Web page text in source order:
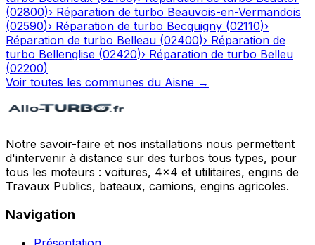
(02800)› Réparation de turbo Beauvois-en-Vermandois
(02590)› Réparation de turbo Becquigny (02110)›
Réparation de turbo Belleau (02400)› Réparation de
turbo Bellenglise (02420)› Réparation de turbo Belleu
(02200)
Voir toutes les communes du Aisne →
Notre savoir-faire et nos installations nous permettent
d'intervenir à distance sur des turbos tous types, pour
tous les moteurs : voitures, 4x4 et utilitaires, engins de
Travaux Publics, bateaux, camions, engins agricoles.
Navigation